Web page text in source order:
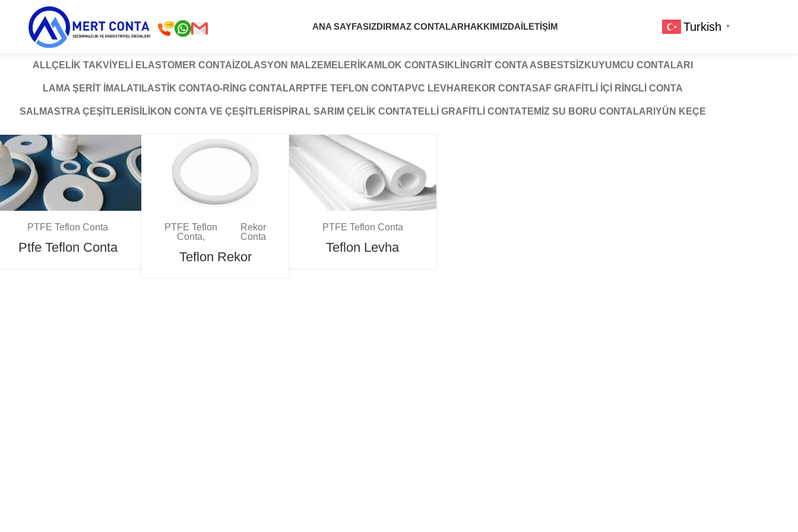
ANA SAYFASIZDIRMAZ CONTALARHAKKIMIZDAİLETIŞIM Turkish ▼
ALLÇELIK TAKVIYELI ELASTOMER CONTA İZOLASYON MALZEMELERI KAMLOK CONTASI KLINGRIT CONTA ASBESTSIZKUYUMCU CONTALARI
LAMA ŞERIT İMALATI LASTIK CONTAO-RING CONTALAR PTFE TEFLON CONTA PVC LEVHA REKOR CONTASAF GRAFITLI İÇI RINGLI CONTA
SALMASTRA ÇEŞITLERI SILIKON CONTA VE ÇEŞITLERI SPIRAL SARIM ÇELIK CONTATELLI GRAFITLI CONTATEMIZ SU BORU CONTALARI YÜN KEÇE
PTFE Teflon Conta
Ptfe Teflon Conta
PTFE Teflon
Conta
Rekor
Conta
Teflon Rekor
PTFE Teflon Conta
Teflon Levha